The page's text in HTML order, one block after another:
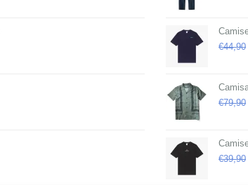
€44,90
€79,90
€39,90